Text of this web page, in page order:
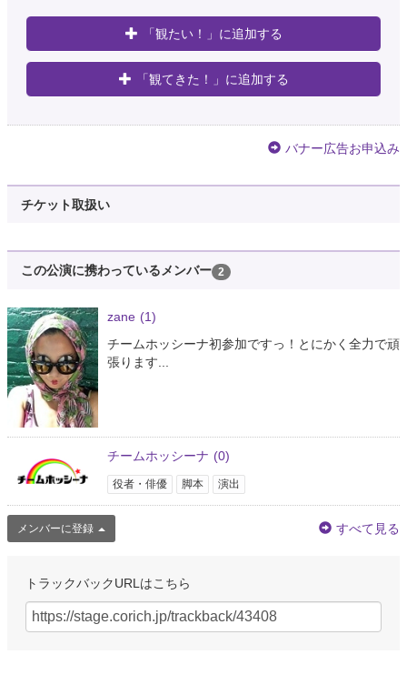
「観たい！」に追加する
「観てきた！」に追加する
バナー広告お申込み
チケット取扱い
この公演に携わっているメンバー 2
zane (1)
チームホッシーナ初参加ですっ！とにかく全力で頑
張ります...
チームホッシーナ (0)
役者・俳優 脚本 演出
メンバーに登録 すべて見る
トラックバックURLはこちら